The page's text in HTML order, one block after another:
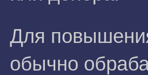
Для
обычно